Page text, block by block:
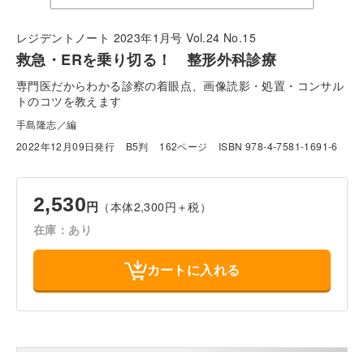
レジデントノート 2023年1月号 Vol.24 No.15
救急・ERを乗り切る！ 整形外科診療
専門医だからわかる診察の着眼点、画像読影・処置・コンサル
トのコツを教えます
手島隆志／編
2022年12月09日発行
B5判 162ページ ISBN 978-4-7581-1691-6
2,530 円
（本体2,300円＋税）
在庫：あり
カートに入れる